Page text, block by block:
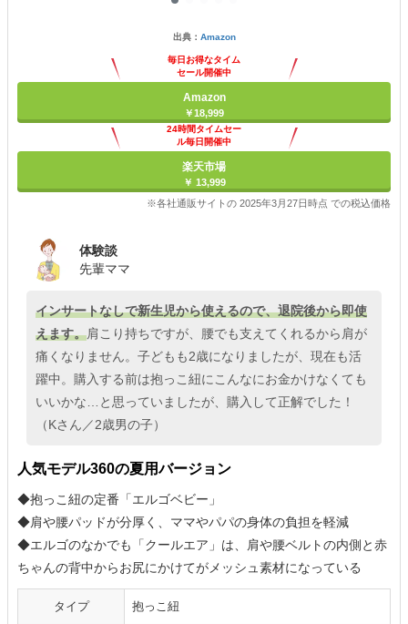
出典： Amazon
毎日お得なタイム
セール開催中
Amazon
￥18,999
24時間タイムセー
ル毎日開催中
楽天市場
￥ 13,999
※各社通販サイトの 2025年3月27日時点 での税込価格
体験談
先輩ママ
インサートなしで新生児から使えるので、退院後から即使
えます。肩こり持ちですが、腰でも支えてくれるから肩が
痛くなりません。子どもも2歳になりましたが、現在も活
躍中。購入する前は抱っこ紐にこんなにお金かけなくても
いいかな…と思っていましたが、購入して正解でした！
（Kさん／2歳男の子）
人気モデル360の夏用バージョン
◆抱っこ紐の定番「エルゴベビー」
◆肩や腰パッドが分厚く、ママやパパの身体の負担を軽減
◆エルゴのなかでも「クールエア」は、肩や腰ベルトの内側と赤
ちゃんの背中からお尻にかけてがメッシュ素材になっている
タイプ 抱っこ紐